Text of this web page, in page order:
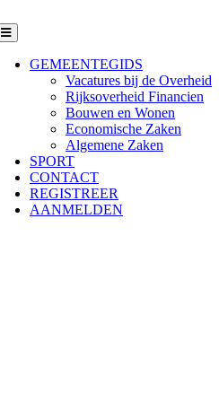
GEMEENTEGIDS
Vacatures bij de Overheid
Rijksoverheid Financien
Bouwen en Wonen
Economische Zaken
Algemene Zaken
SPORT
CONTACT
REGISTREER
AANMELDEN